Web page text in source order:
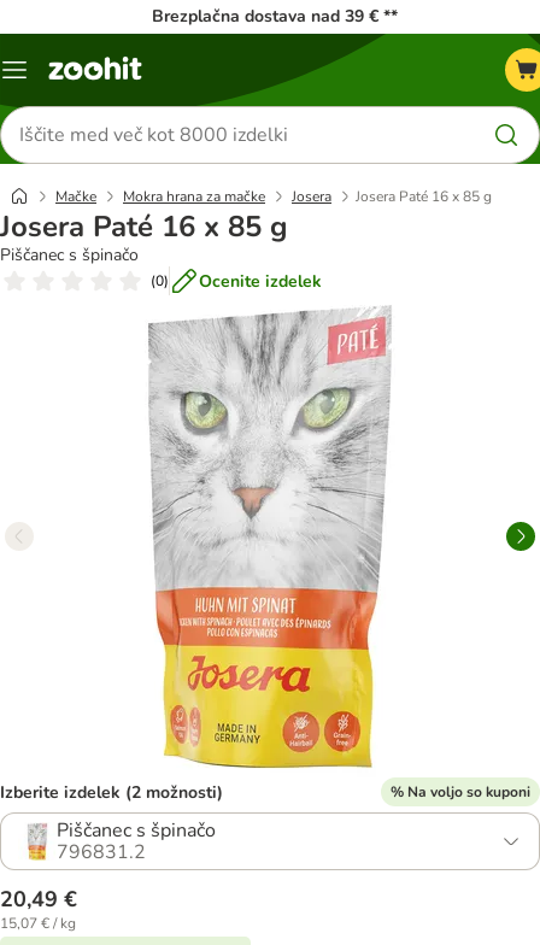
Brezplačna dostava nad 39 € **
Meni
Iskanje
izdelkov
Mačke Mokra hrana za mačke Josera Josera Paté 16 x 85 g
Josera Paté 16 x 85 g
Piščanec s špinačo
(0) Ocenite izdelek
Izberite izdelek (2 možnosti) % Na voljo so kuponi
Piščanec s špinačo
796831.2
20,49 €
15,07 € / kg